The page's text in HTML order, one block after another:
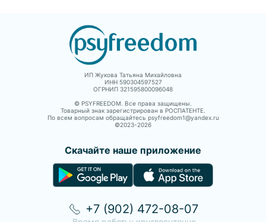
ИП Жукова Татьяна Михайловна
ИНН 590304597527
ОГРНИП 321595800096048
© PSYFREEDOM. Все права защищены.
Товарный знак зарегистрирован в РОСПАТЕНТЕ.
По всем вопросам обращайтесь psyfreedom1@yandex.ru
©2023-2026
Скачайте наше приложение
+7 (902) 472-08-07